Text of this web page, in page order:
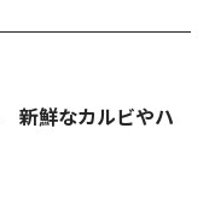
新鮮なカルビやハ